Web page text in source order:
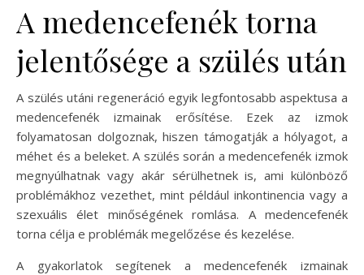
A medencefenék torna
jelentősége a szülés után
A szülés utáni regeneráció egyik legfontosabb aspektusa a
medencefenék izmainak erősítése. Ezek az izmok
folyamatosan dolgoznak, hiszen támogatják a hólyagot, a
méhet és a beleket. A szülés során a medencefenék izmok
megnyúlhatnak vagy akár sérülhetnek is, ami különböző
problémákhoz vezethet, mint például inkontinencia vagy a
szexuális élet minőségének romlása. A medencefenék
torna célja e problémák megelőzése és kezelése.
A gyakorlatok segítenek a medencefenék izmainak